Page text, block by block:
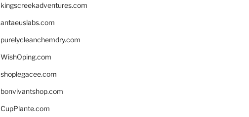
kingscreekadventures.com
antaeuslabs.com
purelycleanchemdry.com
WishOping.com
shoplegacee.com
bonvivantshop.com
CupPlante.com